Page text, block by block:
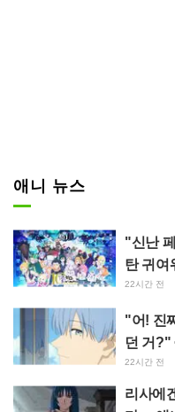
애니 뉴스
"신난
탄 귀여
기념 이
22시간 전
"어! 진
던 거?"
'암흑룡
22시간 전
리사에